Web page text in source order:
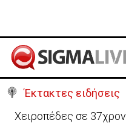
Έκτακτες ειδήσεις
Χειροπέδες σε